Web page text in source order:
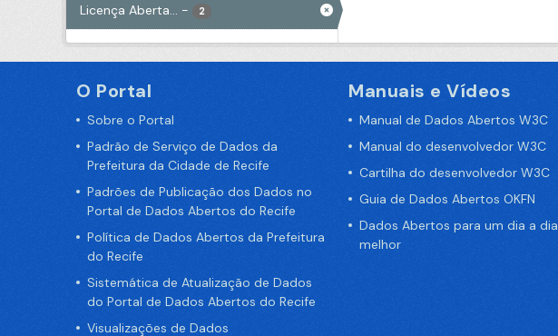
Licença Aberta... - 2
O Portal
Sobre o Portal
Padrão de Serviço de Dados da
Prefeitura da Cidade de Recife
Padrões de Publicação dos Dados no
Portal de Dados Abertos do Recife
Política de Dados Abertos da Prefeitura
do Recife
Sistemática de Atualização de Dados
do Portal de Dados Abertos do Recife
Visualizações de Dados
Manuais e Vídeos
Manual de Dados Abertos W3C
Manual do desenvolvedor W3C
Cartilha do desenvolvedor W3C
Guia de Dados Abertos OKFN
Dados Abertos para um dia a dia
melhor